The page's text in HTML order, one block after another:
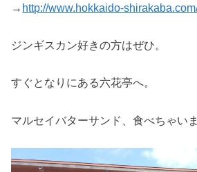
→ http://www.hokkaido-
ジンギスカン好きの方はぜひ。
すぐとなりにある六花亭へ。
マルセイバターサンド、食べちゃい